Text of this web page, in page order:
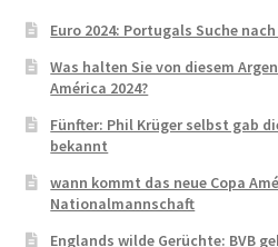
Euro 2024: Portugals Suche
Was halten Sie von diesem
América 2024?
Fünfter: Phil Krüger selbst gab
bekannt
wann kommt das neue Copa
Nationalmannschaft
Englands wilde Gerüchte: BVB